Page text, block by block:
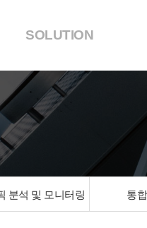
SOLUTION
분석 및 모니터링 통